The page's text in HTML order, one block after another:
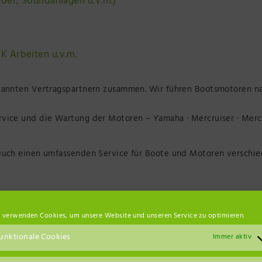
Cookies, um unsere Website und unseren Service zu optimieren.
Cookies Immer aktiv
Arbeiten u.v.m.
Vertragspartnern zusammen. Wir führen Bootsmotoren
und die Wartung der Motoren – Yamaha · Mercruiser ·
einen umfassenden Service für Boote und Motoren
mit dem Boot oder Wohnwagen/Wohnmobil?
und kümmern uns um alle anfallenden Arbeiten.
zur Verfügung.
bei uns herzlich willkommen.